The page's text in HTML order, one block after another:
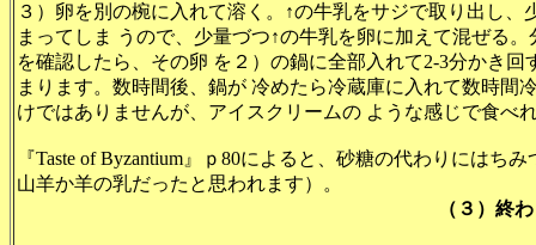
３）卵を別の椀に入れて溶く。↑の牛乳をサジで取り出し
まってしま うので、少量づつ↑の牛乳を卵に加えて混ぜる
を確認したら、その卵 を２）の鍋に全部入れて2-3分かき
まります。数時間後、鍋が 冷めたら冷蔵庫に入れて数時間
けではありませんが、アイスクリームの ような感じで食べ
『Taste of Byzantium』ｐ80によると、砂糖の代わりには
山羊か羊の乳だったと思われます）。
（３）終